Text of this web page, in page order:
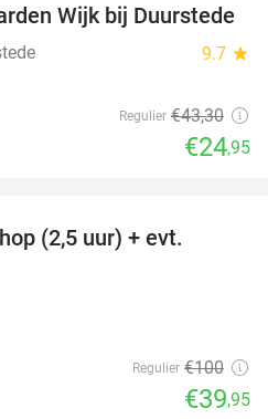
Wijk bij Duurstede
9.7 star
Regulier €43,30
€24,95
(2,5 uur) + evt.
Regulier €100
€39,95